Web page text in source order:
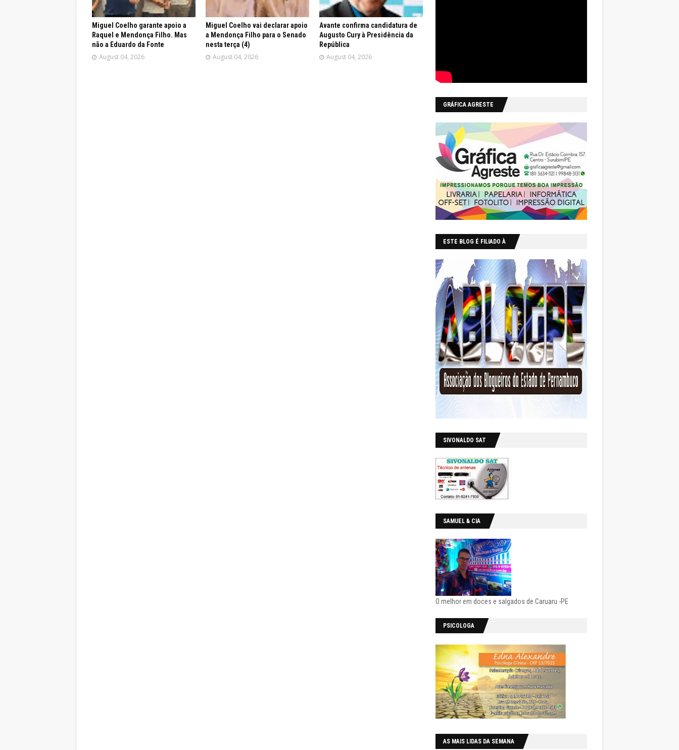
Miguel Coelho garante apoio a
Raquel e Mendonça Filho. Mas
não a Eduardo da Fonte
August 04, 2026
Miguel Coelho vai declarar apoio
a Mendonça Filho para o Senado
nesta terça (4)
August 04, 2026
Avante confirma candidatura de
Augusto Cury à Presidência da
República
August 04, 2026
GRÁFICA AGRESTE
ESTE BLOG É FILIADO À
SIVONALDO SAT
SAMUEL & CIA
O melhor em doces e salgados de Caruaru -PE
PSICOLOGA
AS MAIS LIDAS DA SEMANA